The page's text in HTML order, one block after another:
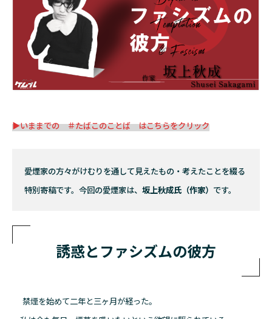
▶いままでの ＃たばこのことば はこちらをクリック
愛煙家の方々がけむりを通して見えたもの・考えたことを綴る
特別寄稿です。今回の愛煙家は、 坂上秋成氏（作家） です。
誘惑とファシズムの彼方
禁煙を始めて二年と三ヶ月が経った。